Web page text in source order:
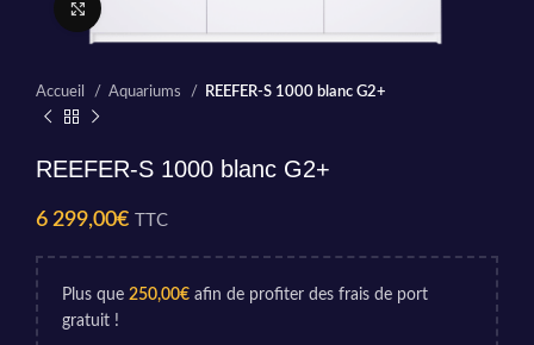
Accueil Aquariums REEFER-S 1000 blanc G2+
REEFER-S 1000 blanc G2+
6 299,00€ TTC
Plus que 250,00€ afin de profiter des frais de port
gratuit !